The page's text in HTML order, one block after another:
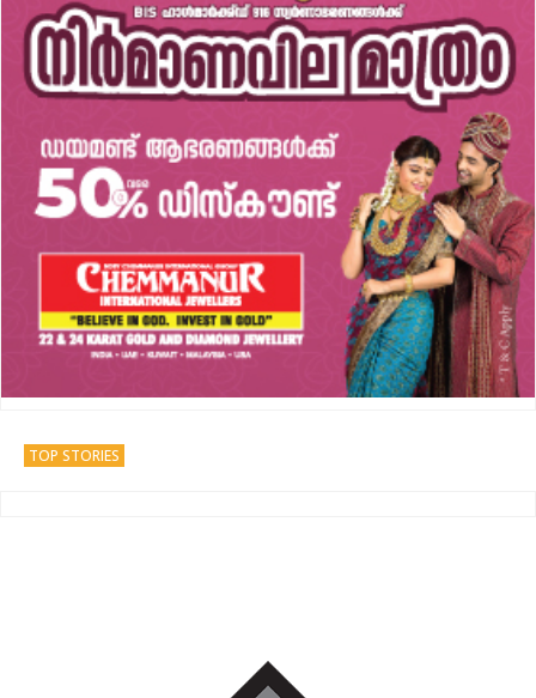
TOP STORIES